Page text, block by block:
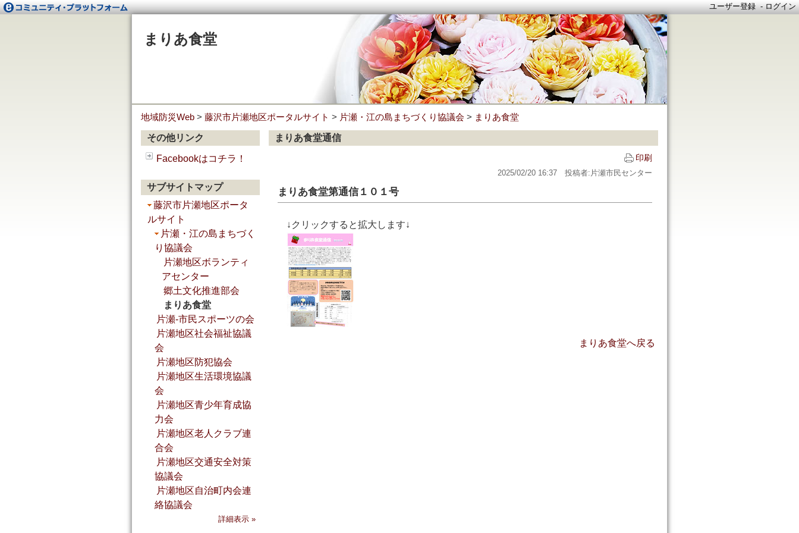
ユーザー登録 -ログイン
まりあ食堂
地域防災Web > 藤沢市片瀬地区ポータルサイト > 片瀬・江の島まちづくり協議会 > まりあ食堂
その他リンク
Facebookはコチラ！
サブサイトマップ
藤沢市片瀬地区ポータ
ルサイト
片瀬・江の島まちづく
り協議会
片瀬地区ボランティ
アセンター
郷土文化推進部会
まりあ食堂
片瀬‐市民スポーツの会
片瀬地区社会福祉協議
会
片瀬地区防犯協会
片瀬地区生活環境協議
会
片瀬地区青少年育成協
力会
片瀬地区老人クラブ連
合会
片瀬地区交通安全対策
協議会
片瀬地区自治町内会連
絡協議会
詳細表示 »
まりあ食堂通信
印刷
2025/02/20 16:37 投稿者:片瀬市民センター
まりあ食堂第通信１０１号
↓クリックすると拡大します↓
まりあ食堂へ戻る